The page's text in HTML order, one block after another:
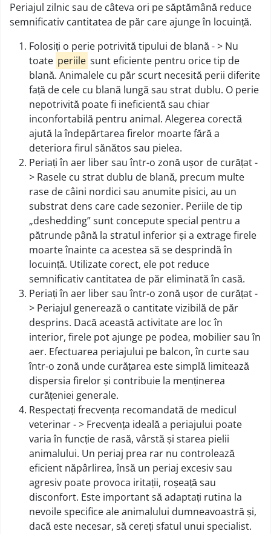
Periajul zilnic sau de câteva ori pe săptămână reduce
semnificativ cantitatea de păr care ajunge în locuință.
Folosiți o perie potrivită tipului de blană - > Nu
toate periile sunt eficiente pentru orice tip de
blană. Animalele cu păr scurt necesită perii diferite
față de cele cu blană lungă sau strat dublu. O perie
nepotrivită poate fi ineficientă sau chiar
inconfortabilă pentru animal. Alegerea corectă
ajută la îndepărtarea firelor moarte fără a
deteriora firul sănătos sau pielea.
Periați în aer liber sau într-o zonă ușor de curățat -
> Rasele cu strat dublu de blană, precum multe
rase de câini nordici sau anumite pisici, au un
substrat dens care cade sezonier. Periile de tip
„deshedding” sunt concepute special pentru a
pătrunde până la stratul inferior și a extrage firele
moarte înainte ca acestea să se desprindă în
locuință. Utilizate corect, ele pot reduce
semnificativ cantitatea de păr eliminată în casă.
Periați în aer liber sau într-o zonă ușor de curățat -
> Periajul generează o cantitate vizibilă de păr
desprins. Dacă această activitate are loc în
interior, firele pot ajunge pe podea, mobilier sau în
aer. Efectuarea periajului pe balcon, în curte sau
într-o zonă unde curățarea este simplă limitează
dispersia firelor și contribuie la menținerea
curățeniei generale.
Respectați frecvența recomandată de medicul
veterinar - > Frecvența ideală a periajului poate
varia în funcție de rasă, vârstă și starea pielii
animalului. Un periaj prea rar nu controlează
eficient năpârlirea, însă un periaj excesiv sau
agresiv poate provoca iritații, roșeață sau
disconfort. Este important să adaptați rutina la
nevoile specifice ale animalului dumneavoastră și,
dacă este necesar, să cereți sfatul unui specialist.